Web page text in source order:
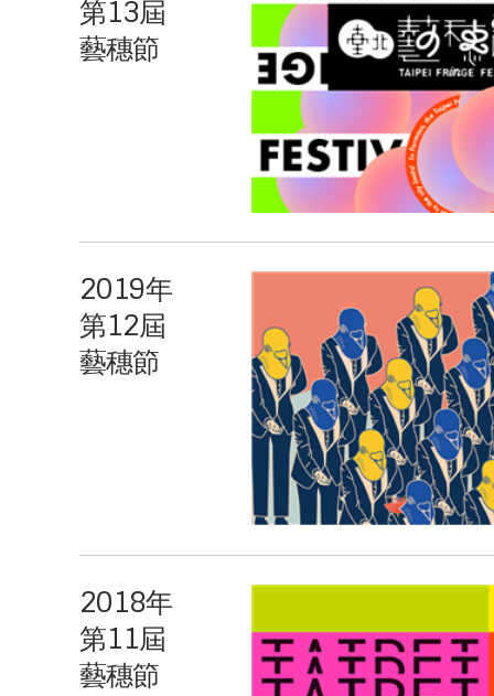
第13屆
藝穗節
2019年
第12屆
藝穗節
2018年
第11屆
藝穗節